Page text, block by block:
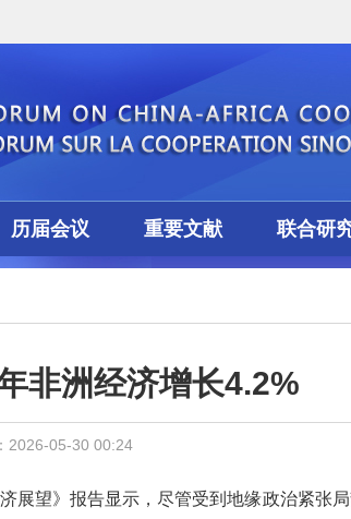
历届会议 重要文献 联合研
非洲经济增长4.2%
2026-05-30 00:24
展望》报告显示，尽管受到地缘政治紧张